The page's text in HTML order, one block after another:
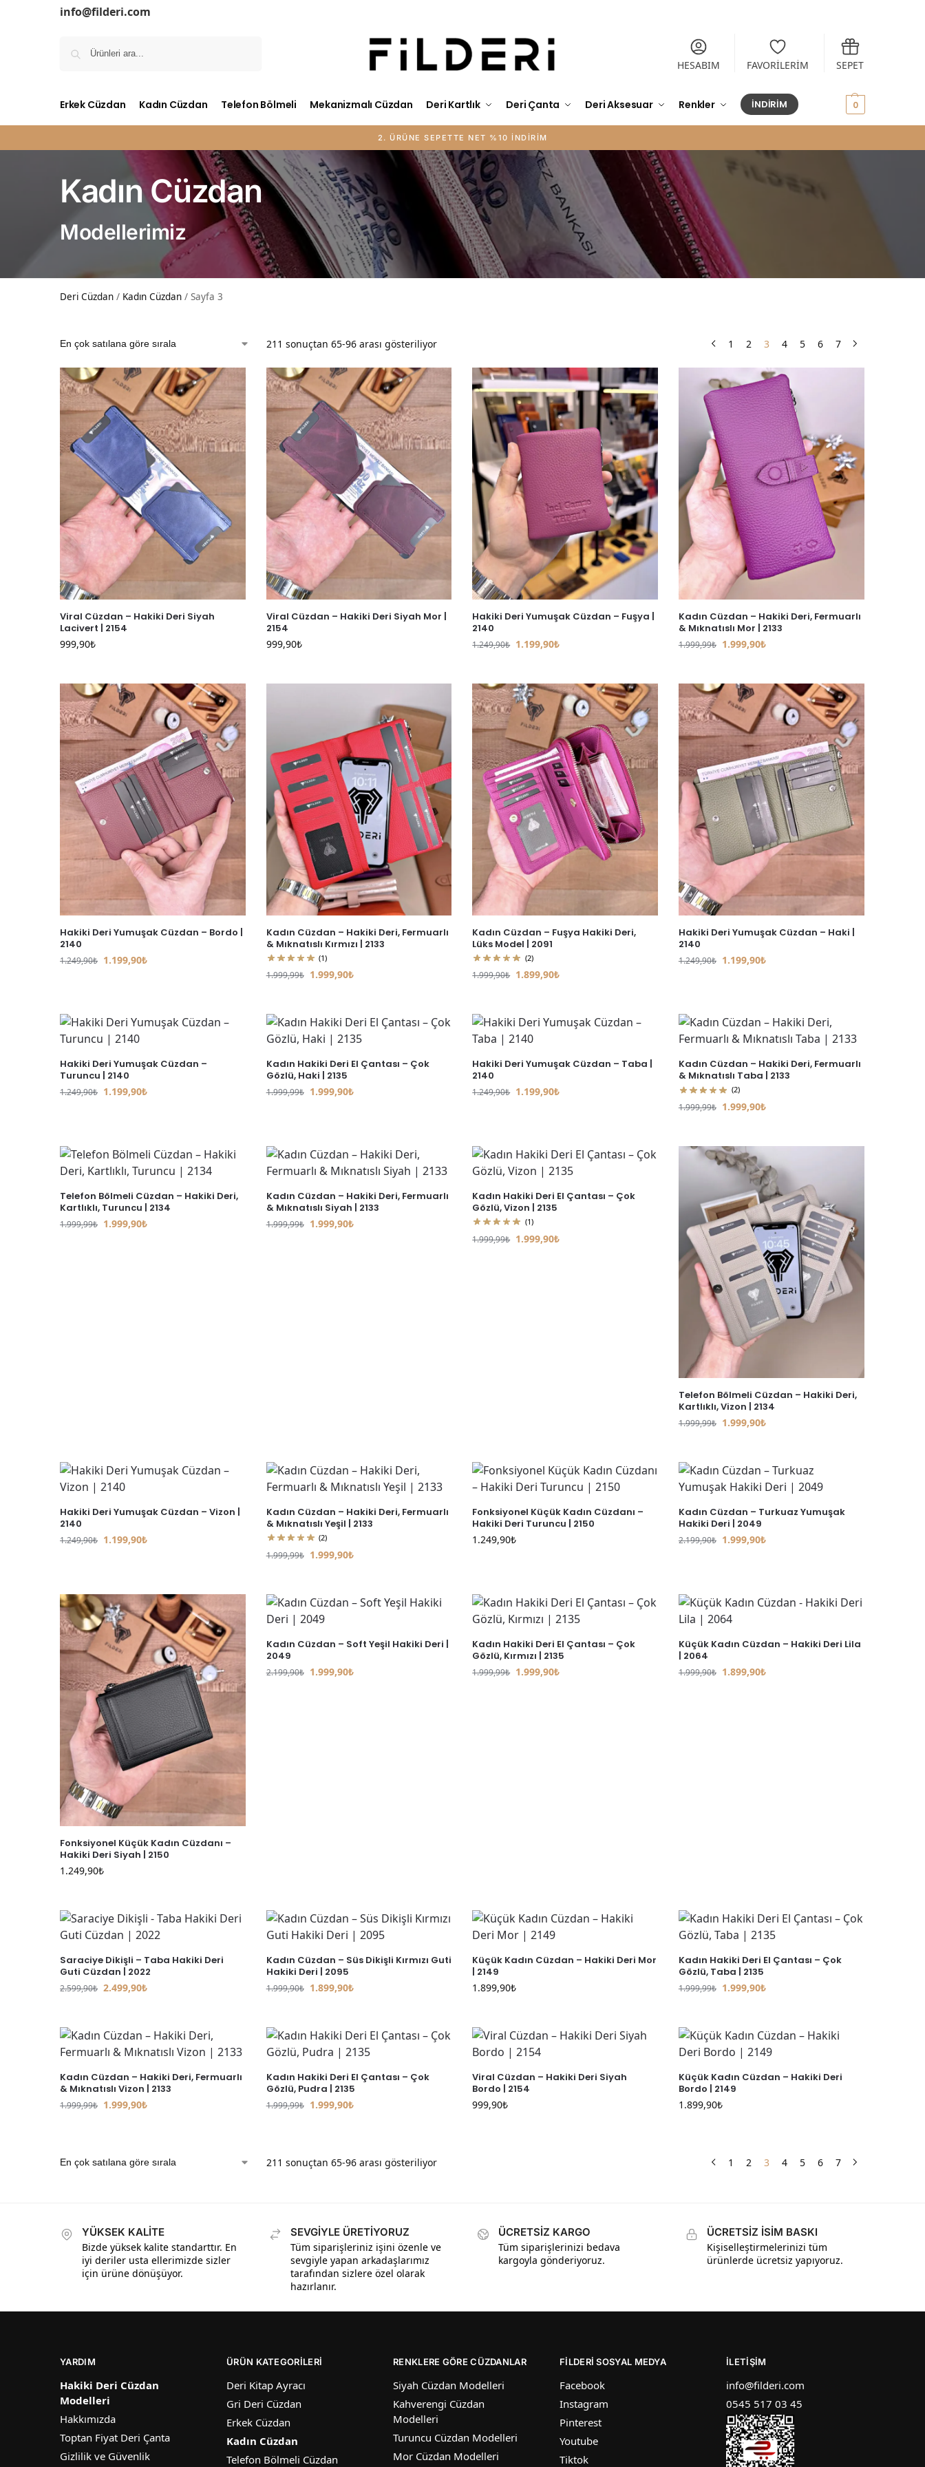
info@filderi.com
HESABIM FAVORİLERİM SEPET
Erkek Cüzdan Kadın Cüzdan Telefon Bölmeli Mekanizmalı Cüzdan Deri Kartlık Deri Çanta Deri Aksesuar Renkler İNDİRİM 0
2. ÜRÜNE SEPETTE NET %10 İNDİRİM
Kadın Cüzdan
Modellerimiz
Deri Cüzdan / Kadın Cüzdan / Sayfa 3
211 sonuçtan 65-96 arası gösteriliyor 1 2 3 4 5 6 7
Viral Cüzdan – Hakiki Deri Siyah
Lacivert | 2154
999,90₺
Viral Cüzdan – Hakiki Deri Siyah Mor |
2154
999,90₺
Hakiki Deri Yumuşak Cüzdan – Fuşya |
2140
1.249,90₺ 1.199,90₺
Kadın Cüzdan – Hakiki Deri, Fermuarlı
& Mıknatıslı Mor | 2133
1.999,99₺ 1.999,90₺
Hakiki Deri Yumuşak Cüzdan – Bordo |
2140
1.249,90₺ 1.199,90₺
Kadın Cüzdan – Hakiki Deri, Fermuarlı
& Mıknatıslı Kırmızı | 2133
(1)
1.999,99₺ 1.999,90₺
Kadın Cüzdan – Fuşya Hakiki Deri,
Lüks Model | 2091
(2)
1.999,90₺ 1.899,90₺
Hakiki Deri Yumuşak Cüzdan – Haki |
2140
1.249,90₺ 1.199,90₺
Hakiki Deri Yumuşak Cüzdan –
Turuncu | 2140
1.249,90₺ 1.199,90₺
Kadın Hakiki Deri El Çantası – Çok
Gözlü, Haki | 2135
1.999,99₺ 1.999,90₺
Hakiki Deri Yumuşak Cüzdan – Taba |
2140
1.249,90₺ 1.199,90₺
Kadın Cüzdan – Hakiki Deri, Fermuarlı
& Mıknatıslı Taba | 2133
(2)
1.999,99₺ 1.999,90₺
Telefon Bölmeli Cüzdan – Hakiki Deri,
Kartlıklı, Turuncu | 2134
1.999,99₺ 1.999,90₺
Kadın Cüzdan – Hakiki Deri, Fermuarlı
& Mıknatıslı Siyah | 2133
1.999,99₺ 1.999,90₺
Kadın Hakiki Deri El Çantası – Çok
Gözlü, Vizon | 2135
(1)
1.999,99₺ 1.999,90₺
Telefon Bölmeli Cüzdan – Hakiki Deri,
Kartlıklı, Vizon | 2134
1.999,99₺ 1.999,90₺
Hakiki Deri Yumuşak Cüzdan – Vizon |
2140
1.249,90₺ 1.199,90₺
Kadın Cüzdan – Hakiki Deri, Fermuarlı
& Mıknatıslı Yeşil | 2133
(2)
1.999,99₺ 1.999,90₺
Fonksiyonel Küçük Kadın Cüzdanı –
Hakiki Deri Turuncu | 2150
1.249,90₺
Kadın Cüzdan – Turkuaz Yumuşak
Hakiki Deri | 2049
2.199,90₺ 1.999,90₺
Fonksiyonel Küçük Kadın Cüzdanı –
Hakiki Deri Siyah | 2150
1.249,90₺
Kadın Cüzdan – Soft Yeşil Hakiki Deri |
2049
2.199,90₺ 1.999,90₺
Kadın Hakiki Deri El Çantası – Çok
Gözlü, Kırmızı | 2135
1.999,99₺ 1.999,90₺
Küçük Kadın Cüzdan – Hakiki Deri Lila
| 2064
1.999,90₺ 1.899,90₺
Saraciye Dikişli – Taba Hakiki Deri
Guti Cüzdan | 2022
2.599,90₺ 2.499,90₺
Kadın Cüzdan – Süs Dikişli Kırmızı Guti
Hakiki Deri | 2095
1.999,90₺ 1.899,90₺
Küçük Kadın Cüzdan – Hakiki Deri Mor
| 2149
1.899,90₺
Kadın Hakiki Deri El Çantası – Çok
Gözlü, Taba | 2135
1.999,99₺ 1.999,90₺
Kadın Cüzdan – Hakiki Deri, Fermuarlı
& Mıknatıslı Vizon | 2133
1.999,99₺ 1.999,90₺
Kadın Hakiki Deri El Çantası – Çok
Gözlü, Pudra | 2135
1.999,99₺ 1.999,90₺
Viral Cüzdan – Hakiki Deri Siyah
Bordo | 2154
999,90₺
Küçük Kadın Cüzdan – Hakiki Deri
Bordo | 2149
1.899,90₺
211 sonuçtan 65-96 arası gösteriliyor 1 2 3 4 5 6 7
YÜKSEK KALİTE
Bizde yüksek kalite standarttır. En
iyi deriler usta ellerimizde sizler
için ürüne dönüşüyor.
SEVGİYLE ÜRETİYORUZ
Tüm siparişleriniz işini özenle ve
sevgiyle yapan arkadaşlarımız
tarafından sizlere özel olarak
hazırlanır.
ÜCRETSİZ KARGO
Tüm siparişlerinizi bedava
kargoyla gönderiyoruz.
ÜCRETSİZ İSİM BASKI
Kişiselleştirmelerinizi tüm
ürünlerde ücretsiz yapıyoruz.
YARDIM
Hakiki Deri Cüzdan
Modelleri
Hakkımızda
Toptan Fiyat Deri Çanta
Gizlilik ve Güvenlik
ÜRÜN KATEGORILERI
Deri Kitap Ayracı
Gri Deri Cüzdan
Erkek Cüzdan
Kadın Cüzdan
Telefon Bölmeli Cüzdan
RENKLERE GÖRE CÜZDANLAR
Siyah Cüzdan Modelleri
Kahverengi Cüzdan
Modelleri
Turuncu Cüzdan Modelleri
Mor Cüzdan Modelleri
FİLDERİ SOSYAL MEDYA
Facebook
Instagram
Pinterest
Youtube
Tiktok
İLETIŞIM
info@filderi.com
0545 517 03 45